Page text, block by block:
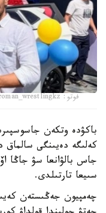
فوتو: instagram.com/ grekoroman_wrestlingkz
كەلىگە دەيىنگى سالماق
جاس بالۋانعا سۋ جاڭا
سىيعا تارتىلدى.
چەمپيون جەڭىستەن